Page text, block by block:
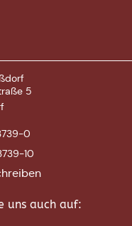
5
0
10
uns auch auf: